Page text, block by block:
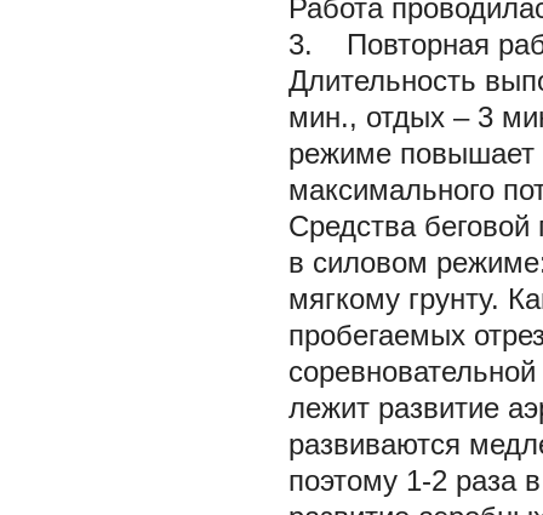
Работа
3. Повторная
Длительность
мин., отдых – 3
режиме повышает
максимального
Средства беговой
в силовом
мягкому грунту.
пробегаемых
лежит развитие
развиваются
поэтому 1-2 раза